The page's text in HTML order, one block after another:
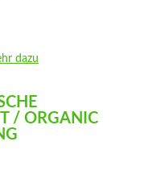
dazu
/ ORGANIC